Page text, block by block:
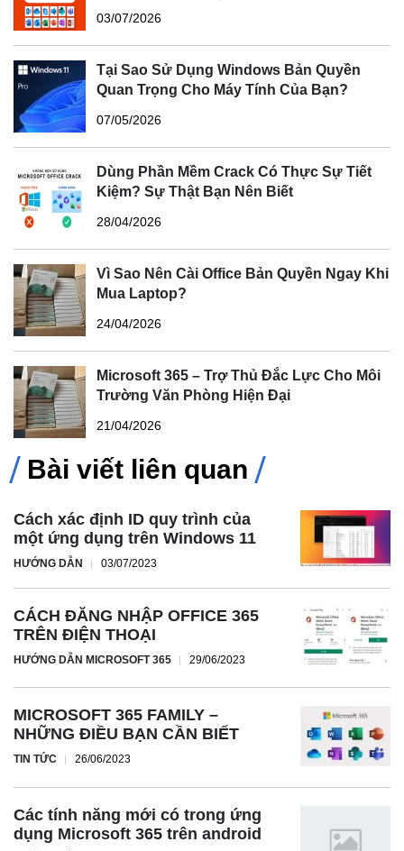
03/07/2026
Tại Sao Sử Dụng Windows Bản Quyền
Quan Trọng Cho Máy Tính Của Bạn?
07/05/2026
Dùng Phần Mềm Crack Có Thực Sự Tiết
Kiệm? Sự Thật Bạn Nên Biết
28/04/2026
Vì Sao Nên Cài Office Bản Quyền Ngay Khi
Mua Laptop?
24/04/2026
Microsoft 365 – Trợ Thủ Đắc Lực Cho Môi
Trường Văn Phòng Hiện Đại
21/04/2026
Bài viết liên quan
Cách xác định ID quy trình của
một ứng dụng trên Windows 11
HƯỚNG DẪN 03/07/2023
CÁCH ĐĂNG NHẬP OFFICE 365
TRÊN ĐIỆN THOẠI
HƯỚNG DẪN MICROSOFT 365 29/06/2023
MICROSOFT 365 FAMILY –
NHỮNG ĐIỀU BẠN CẦN BIẾT
TIN TỨC 26/06/2023
Các tính năng mới có trong ứng
dụng Microsoft 365 trên android